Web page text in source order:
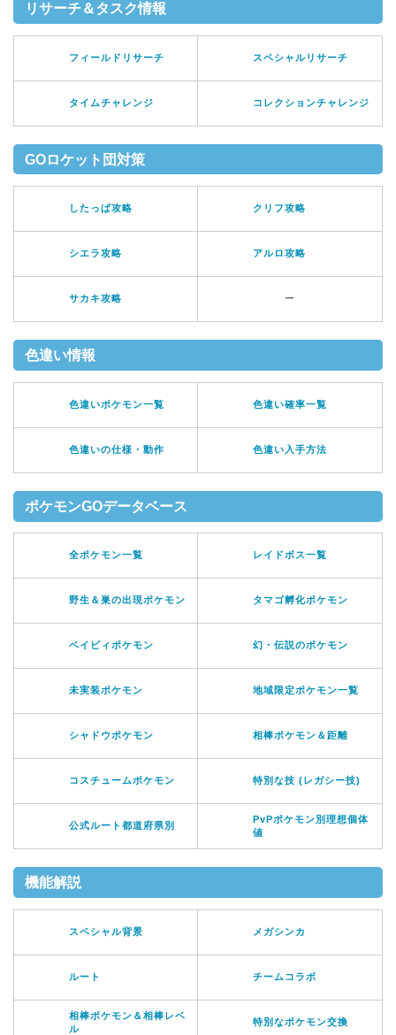
リサーチ＆タスク情報
フィールドリサーチ スペシャルリサーチ
タイムチャレンジ コレクションチャレンジ
GOロケット団対策
したっぱ攻略 クリフ攻略
シエラ攻略 アルロ攻略
サカキ攻略 ー
色違い情報
色違いポケモン一覧 色違い確率一覧
色違いの仕様・動作 色違い入手方法
ポケモンGOデータベース
全ポケモン一覧 レイドボス一覧
野生＆巣の出現ポケモン タマゴ孵化ポケモン
ベイビィポケモン 幻・伝説のポケモン
未実装ポケモン 地域限定ポケモン一覧
シャドウポケモン 相棒ポケモン＆距離
コスチュームポケモン 特別な技 (レガシー技)
公式ルート都道府県別
PvPポケモン別理想個体
値
機能解説
スペシャル背景 メガシンカ
ルート チームコラボ
相棒ポケモン＆相棒レベ
ル
特別なポケモン交換